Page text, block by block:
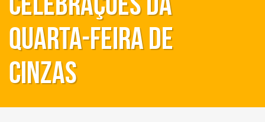
Quarta-feira de
Cinzas